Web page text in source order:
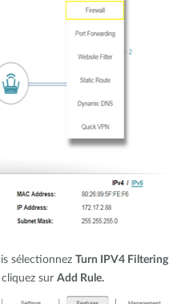
sélectionnez Turn IPV4 Filtering
sur Add Rule.